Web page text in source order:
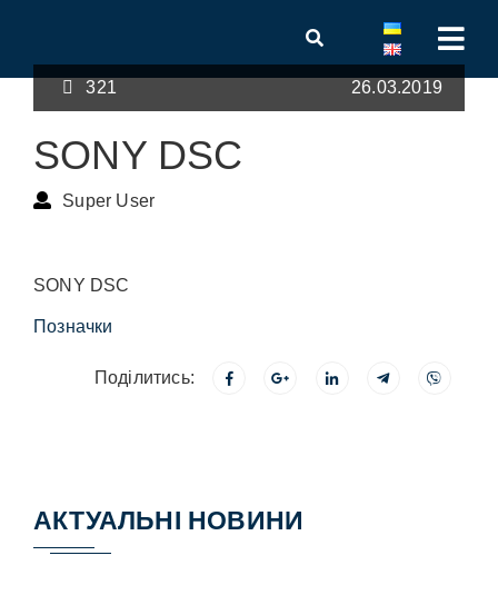
321 26.03.2019
SONY DSC
Super User
SONY DSC
Позначки
Поділитись:
АКТУАЛЬНІ НОВИНИ